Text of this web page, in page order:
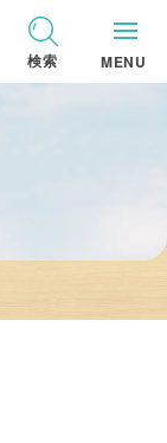
検索 MENU